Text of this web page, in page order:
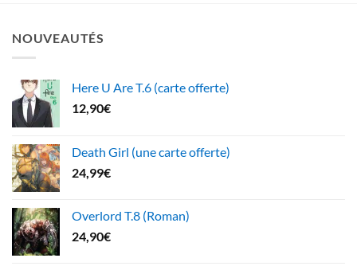
NOUVEAUTÉS
Here U Are T.6 (carte offerte)
12,90€
Death Girl (une carte offerte)
24,99€
Overlord T.8 (Roman)
24,90€